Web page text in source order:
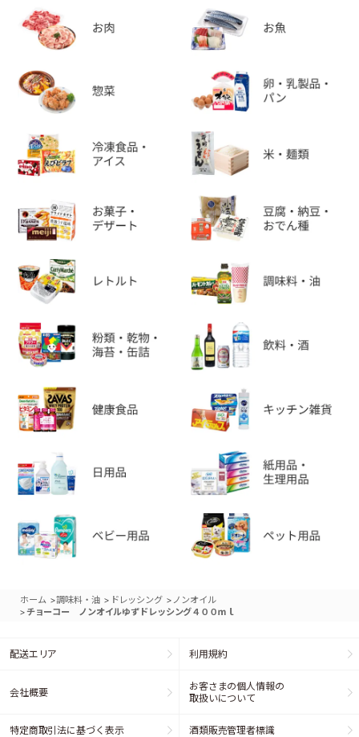
ホーム >調味料・油 > ドレッシング > ノンオイル
>チョーコー ノンオイルゆずドレッシング４００ｍｌ
配送エリア 利用規約
会社概要
お客さまの個人情報の
取扱いについて
特定商取引法に基づく表示 酒類販売管理者標識